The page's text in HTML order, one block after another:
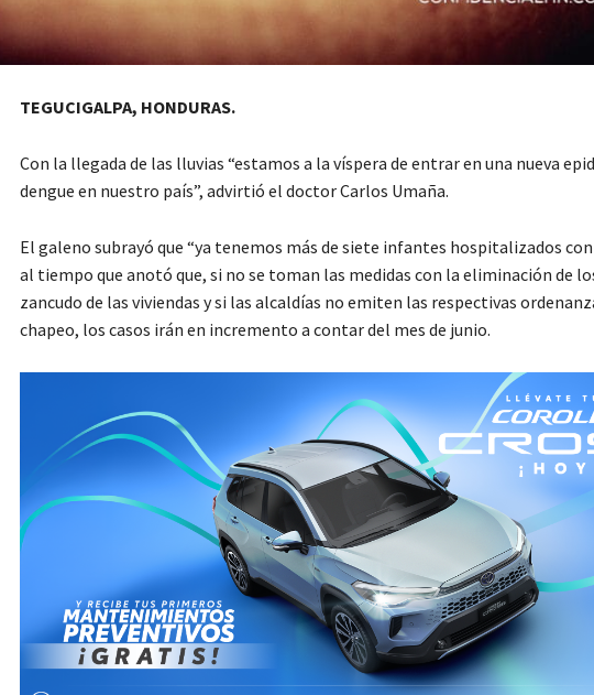
TEGUCIGALPA, HONDURAS.
Con la llegada de las lluvias “estamos a la víspera de entrar en una nueva
dengue en nuestro país”, advirtió el doctor Carlos Umaña.
El galeno subrayó que “ya tenemos más de siete infantes hospitalizados con
al tiempo que anotó que, si no se toman las medidas con la eliminación de
zancudo de las viviendas y si las alcaldías no emiten las respectivas
chapeo, los casos irán en incremento a contar del mes de junio.